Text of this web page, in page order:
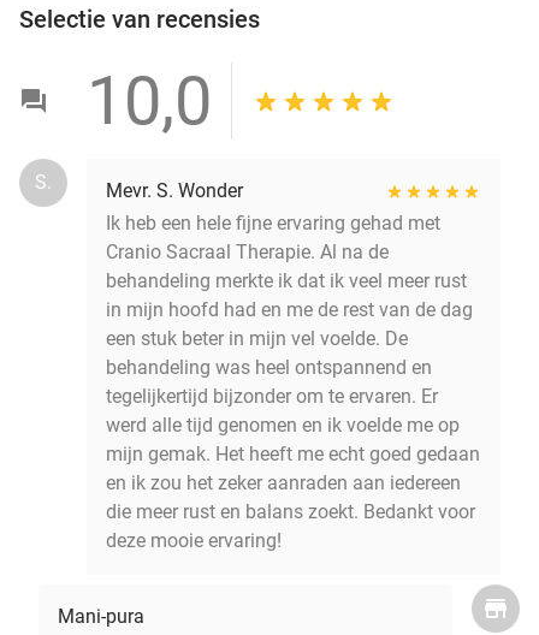
Selectie van recensies
10,0
S.
Mevr. S. Wonder
Ik heb een hele fijne ervaring gehad met
Cranio Sacraal Therapie. Al na de
behandeling merkte ik dat ik veel meer rust
in mijn hoofd had en me de rest van de dag
een stuk beter in mijn vel voelde. De
behandeling was heel ontspannend en
tegelijkertijd bijzonder om te ervaren. Er
werd alle tijd genomen en ik voelde me op
mijn gemak. Het heeft me echt goed gedaan
en ik zou het zeker aanraden aan iedereen
die meer rust en balans zoekt. Bedankt voor
deze mooie ervaring!
Mani-pura